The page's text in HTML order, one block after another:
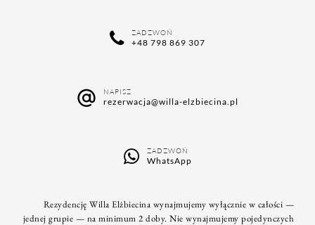
ZADZWOŃ
+48 798 869 307
NAPISZ
rezerwacja@willa-elzbiecina.pl
ZADZWOŃ
WhatsApp
Rezydencję Willa Elżbiecina wynajmujemy wyłącznie w całości —
jednej grupie — na minimum 2 doby. Nie wynajmujemy pojedynczych